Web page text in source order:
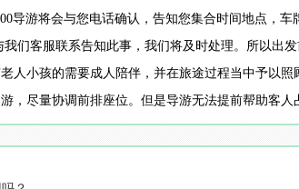
导游将会与您电话确认，告知您集合时间地点，车
们客服联系告知此事，我们将及时处理。所以出发
人小孩的需要成人陪伴，并在旅途过程当中予以照
，尽量协调前排座位。但是导游无法提前帮助客人